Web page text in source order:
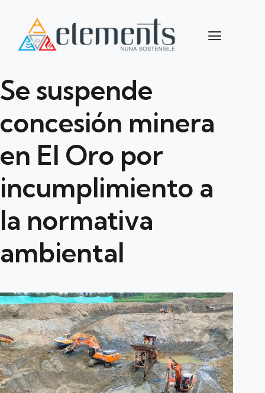
Se suspende
concesión minera
en El Oro por
incumplimiento a
la normativa
ambiental